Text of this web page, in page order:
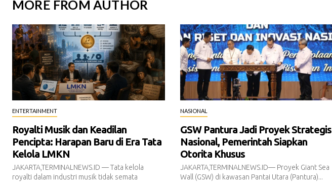
MORE FROM AUTHOR
ENTERTAINMENT
Royalti Musik dan Keadilan
Pencipta: Harapan Baru di Era Tata
Kelola LMKN
JAKARTA,TERMINALNEWS.ID — Tata kelola
royalti dalam industri musik tidak semata
NASIONAL
GSW Pantura Jadi Proyek Strategis
Nasional, Pemerintah Siapkan
Otorita Khusus
JAKARTA,TERMINALNEWS.ID— Proyek Giant Sea
Wall (GSW) di kawasan Pantai Utara (Pantura)...